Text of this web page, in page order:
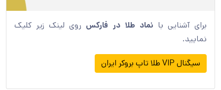
برای آشنایی با نماد طلا در فارکس روی لینک زیر کلیک
نمایید.
سیگنال VIP طلا تاپ بروکر ایران